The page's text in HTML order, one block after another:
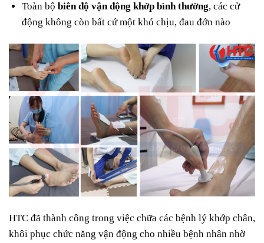
Toàn bộbiên độ vận động khớp bình thường, các cử
động không còn bất cứ một khó chịu, đau đớn nào
HTC đã thành công trong việc chữa các bệnh lý khớp chân,
khôi phục chức năng vận động cho nhiều bệnh nhân nhờ